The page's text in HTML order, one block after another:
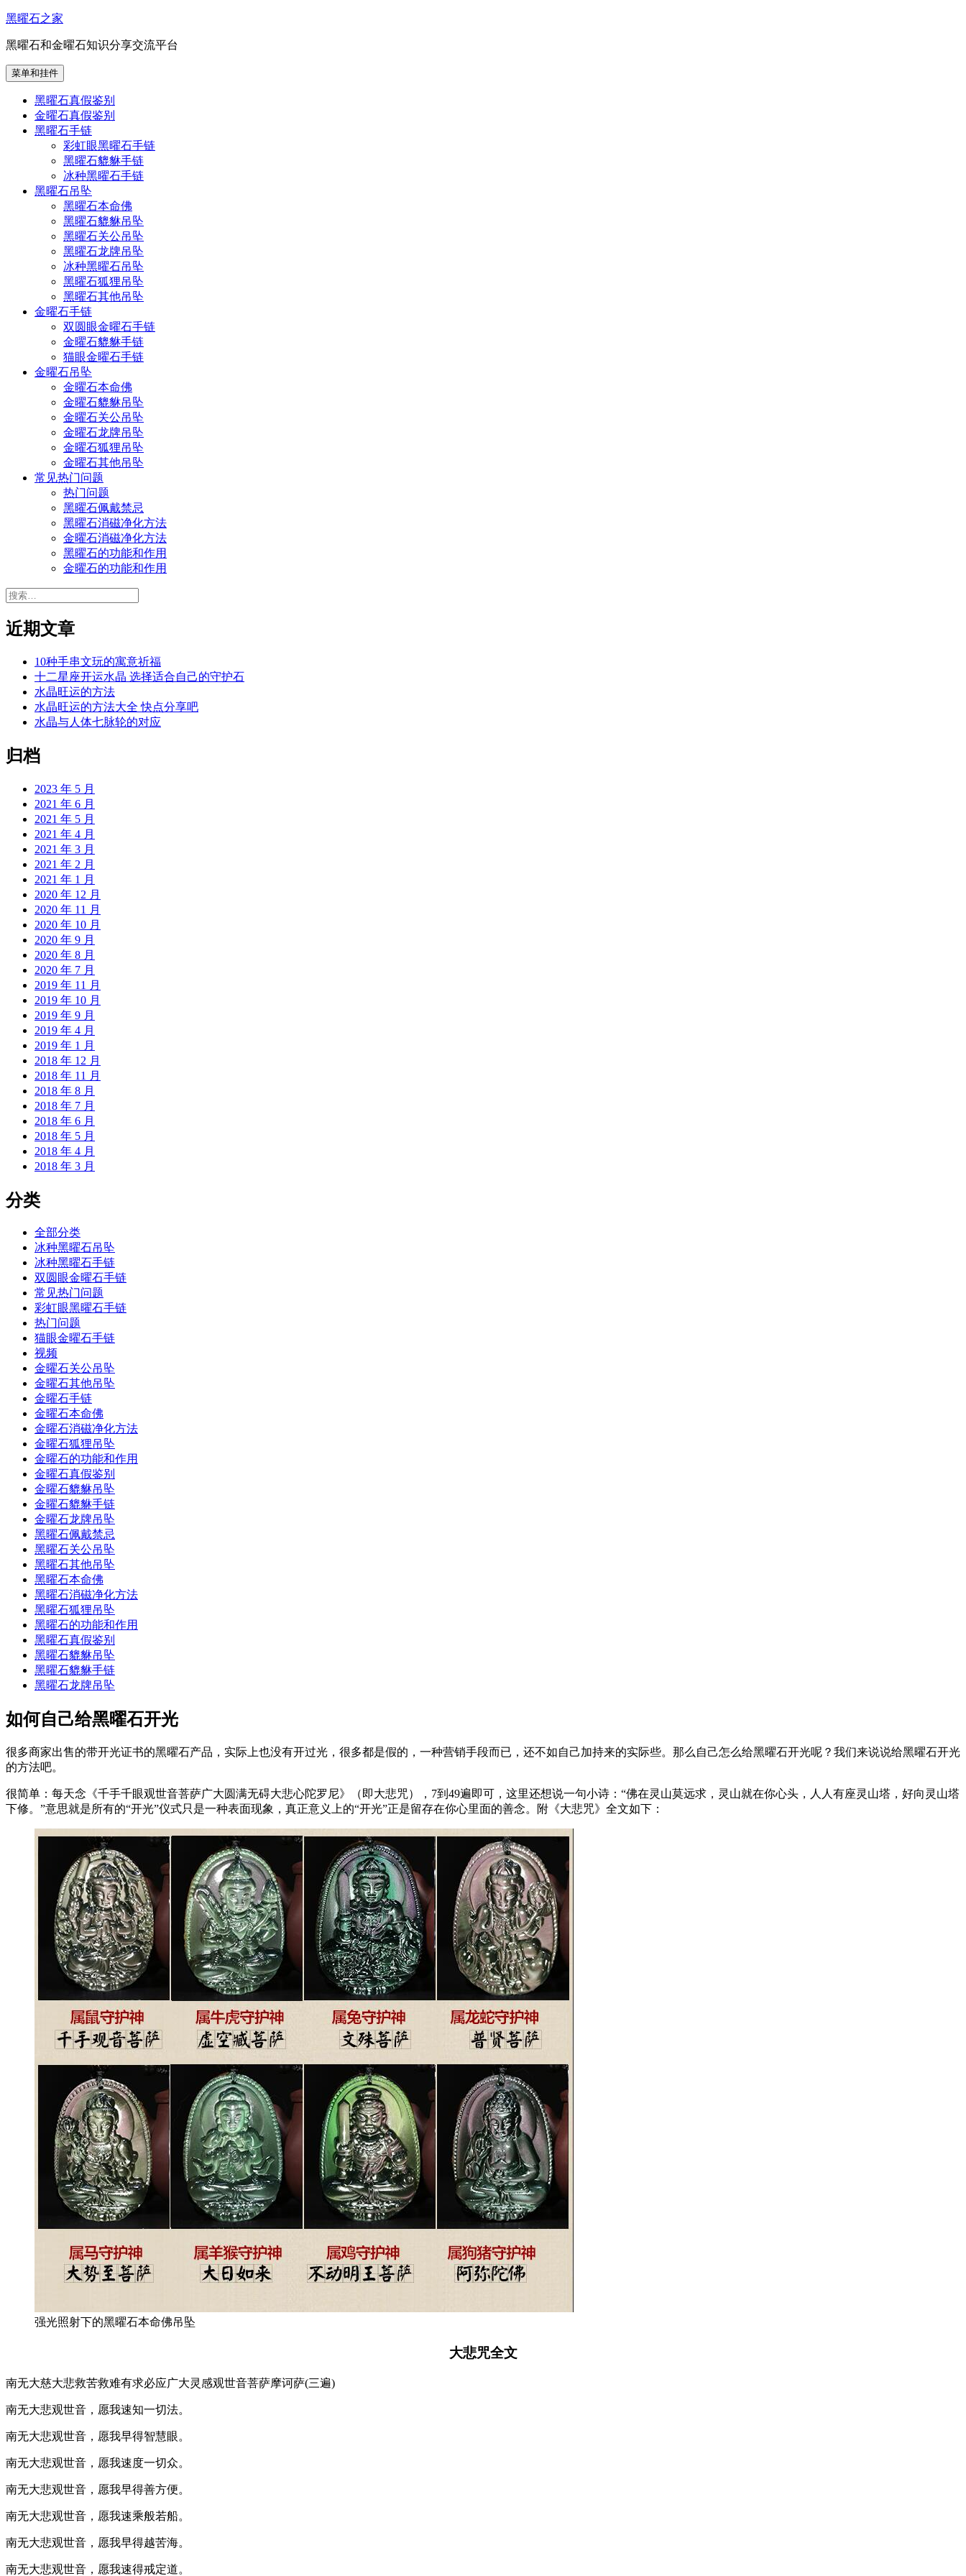
跳
内
容
黑曜石之家
黑曜石和金曜石知识分享交流平台
菜单和挂件
黑曜石真假鉴别
金曜石真假鉴别
黑曜石手链
彩虹眼黑曜石手链
黑曜石貔貅手链
冰种黑曜石手链
黑曜石吊坠
黑曜石本命佛
黑曜石貔貅吊坠
黑曜石关公吊坠
黑曜石龙牌吊坠
冰种黑曜石吊坠
黑曜石狐狸吊坠
黑曜石其他吊坠
金曜石手链
双圆眼金曜石手链
金曜石貔貅手链
猫眼金曜石手链
金曜石吊坠
金曜石本命佛
金曜石貔貅吊坠
金曜石关公吊坠
金曜石龙牌吊坠
金曜石狐狸吊坠
金曜石其他吊坠
常见热门问题
热门问题
黑曜石佩戴禁忌
黑曜石消磁净化方法
金曜石消磁净化方法
黑曜石的功能和作用
金曜石的功能和作用
搜
近期文章
10种手串文玩的寓意祈福
十二星座开运水晶 选择适合自己的守护石
水晶旺运的方法
水晶旺运的方法大全 快点分享吧
水晶与人体七脉轮的对应
归档
2023 年 5 月
2021 年 6 月
2021 年 5 月
2021 年 4 月
2021 年 3 月
2021 年 2 月
2021 年 1 月
2020 年 12 月
2020 年 11 月
2020 年 10 月
2020 年 9 月
2020 年 8 月
2020 年 7 月
2019 年 11 月
2019 年 10 月
2019 年 9 月
2019 年 4 月
2019 年 1 月
2018 年 12 月
2018 年 11 月
2018 年 8 月
2018 年 7 月
2018 年 6 月
2018 年 5 月
2018 年 4 月
2018 年 3 月
分类
全部分类
冰种黑曜石吊坠
冰种黑曜石手链
双圆眼金曜石手链
常见热门问题
彩虹眼黑曜石手链
热门问题
猫眼金曜石手链
视频
金曜石关公吊坠
金曜石其他吊坠
金曜石手链
金曜石本命佛
金曜石消磁净化方法
金曜石狐狸吊坠
金曜石的功能和作用
金曜石真假鉴别
金曜石貔貅吊坠
金曜石貔貅手链
金曜石龙牌吊坠
黑曜石佩戴禁忌
黑曜石关公吊坠
黑曜石其他吊坠
黑曜石本命佛
黑曜石消磁净化方法
黑曜石狐狸吊坠
黑曜石的功能和作用
黑曜石真假鉴别
黑曜石貔貅吊坠
黑曜石貔貅手链
黑曜石龙牌吊坠
如何自己给黑曜石开光
很多商家出售的带开光证书的黑曜石产品，实际上也没有开过光，很多都是假的，一种营销手段而已，还不如自己加持来的实际些。那么自己怎么给黑曜石开光呢？我们来说说给黑曜石开光
的方法吧。
很简单：每天念《千手千眼观世音菩萨广大圆满无碍大悲心陀罗尼》（即大悲咒），7到49遍即可，这里还想说一句小诗：“佛在灵山莫远求，灵山就在你心头，人人有座灵山塔，好向灵山塔
下修。”意思就是所有的“开光”仪式只是一种表面现象，真正意义上的“开光”正是留存在你心里面的善念。附《大悲咒》全文如下：
强光照射下的黑曜石本命佛吊坠
大悲咒全文
南无大慈大悲救苦救难有求必应广大灵感观世音菩萨摩诃萨(三遍)
南无大悲观世音，愿我速知一切法。
南无大悲观世音，愿我早得智慧眼。
南无大悲观世音，愿我速度一切众。
南无大悲观世音，愿我早得善方便。
南无大悲观世音，愿我速乘般若船。
南无大悲观世音，愿我早得越苦海。
南无大悲观世音，愿我速得戒定道。